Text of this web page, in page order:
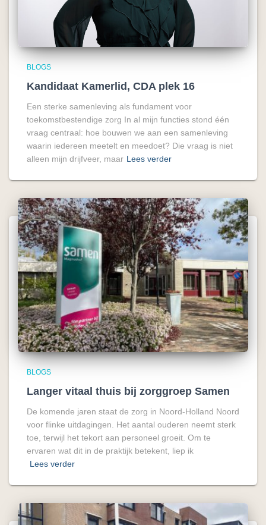
BLOGS
Kandidaat Kamerlid, CDA plek 16
Een sterke samenleving als fundament voor
toekomstbestendige zorg In al mijn functies stond één
vraag centraal: hoe bouwen we aan een samenleving
waarin iedereen meetelt en meedoet? Die vraag is niet
alleen mijn drijfveer, maar Lees verder
BLOGS
Langer vitaal thuis bij zorggroep Samen
De komende jaren staat de zorg in Noord-Holland Noord
voor flinke uitdagingen. Het aantal ouderen neemt sterk
toe, terwijl het tekort aan personeel groeit. Om te
ervaren wat dit in de praktijk betekent, liep ik
Lees verder